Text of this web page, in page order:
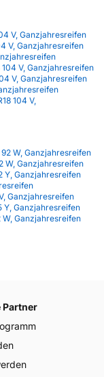
V, Ganzjahresreifen
V, Ganzjahresreifen
V, Ganzjahresreifen
V, Ganzjahresreifen
104 V,
W, Ganzjahresreifen
W, Ganzjahresreifen
Y, Ganzjahresreifen
Ganzjahresreifen
Y, Ganzjahresreifen
W, Ganzjahresreifen
Partner